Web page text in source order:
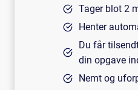
Tager blot 2
Henter
Du får
din opgave
Nemt og